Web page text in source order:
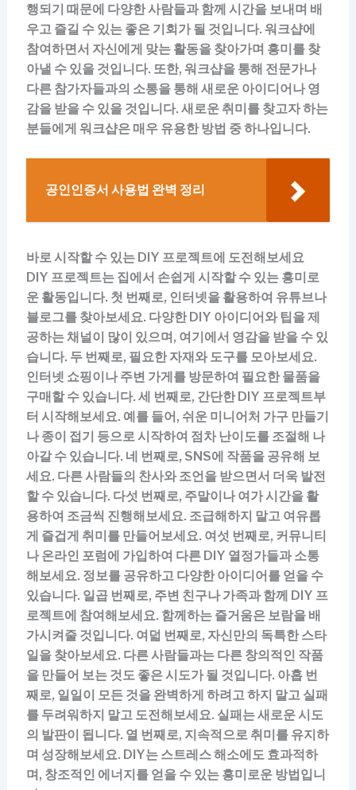
행되기 때문에 다양한 사람들과 함께 시간을 보내며 배
우고 즐길 수 있는 좋은 기회가 될 것입니다. 워크샵에
참여하면서 자신에게 맞는 활동을 찾아가며 흥미를 찾
아낼 수 있을 것입니다. 또한, 워크샵을 통해 전문가나
다른 참가자들과의 소통을 통해 새로운 아이디어나 영
감을 받을 수 있을 것입니다. 새로운 취미를 찾고자 하는
분들에게 워크샵은 매우 유용한 방법 중 하나입니다.
공인인증서 사용법 완벽 정리
바로 시작할 수 있는 DIY 프로젝트에 도전해보세요
DIY 프로젝트는 집에서 손쉽게 시작할 수 있는 흥미로
운 활동입니다. 첫 번째로, 인터넷을 활용하여 유튜브나
블로그를 찾아보세요. 다양한 DIY 아이디어와 팁을 제
공하는 채널이 많이 있으며, 여기에서 영감을 받을 수 있
습니다. 두 번째로, 필요한 자재와 도구를 모아보세요.
인터넷 쇼핑이나 주변 가게를 방문하여 필요한 물품을
구매할 수 있습니다. 세 번째로, 간단한 DIY 프로젝트부
터 시작해보세요. 예를 들어, 쉬운 미니어처 가구 만들기
나 종이 접기 등으로 시작하여 점차 난이도를 조절해 나
아갈 수 있습니다. 네 번째로, SNS에 작품을 공유해 보
세요. 다른 사람들의 찬사와 조언을 받으면서 더욱 발전
할 수 있습니다. 다섯 번째로, 주말이나 여가 시간을 활
용하여 조금씩 진행해보세요. 조급해하지 말고 여유롭
게 즐겁게 취미를 만들어보세요. 여섯 번째로, 커뮤니티
나 온라인 포럼에 가입하여 다른 DIY 열정가들과 소통
해보세요. 정보를 공유하고 다양한 아이디어를 얻을 수
있습니다. 일곱 번째로, 주변 친구나 가족과 함께 DIY 프
로젝트에 참여해보세요. 함께하는 즐거움은 보람을 배
가시켜줄 것입니다. 여덟 번째로, 자신만의 독특한 스타
일을 찾아보세요. 다른 사람들과는 다른 창의적인 작품
을 만들어 보는 것도 좋은 시도가 될 것입니다. 아홉 번
째로, 일일이 모든 것을 완벽하게 하려고 하지 말고 실패
를 두려워하지 말고 도전해보세요. 실패는 새로운 시도
의 발판이 됩니다. 열 번째로, 지속적으로 취미를 유지하
며 성장해보세요. DIY는 스트레스 해소에도 효과적하
며, 창조적인 에너지를 얻을 수 있는 흥미로운 방법입니